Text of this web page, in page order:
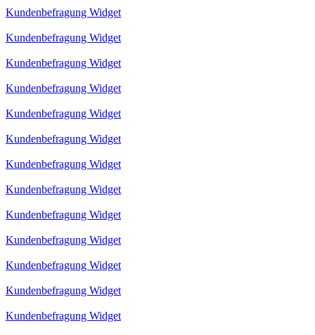
Kundenbefragung Widget
Kundenbefragung Widget
Kundenbefragung Widget
Kundenbefragung Widget
Kundenbefragung Widget
Kundenbefragung Widget
Kundenbefragung Widget
Kundenbefragung Widget
Kundenbefragung Widget
Kundenbefragung Widget
Kundenbefragung Widget
Kundenbefragung Widget
Kundenbefragung Widget